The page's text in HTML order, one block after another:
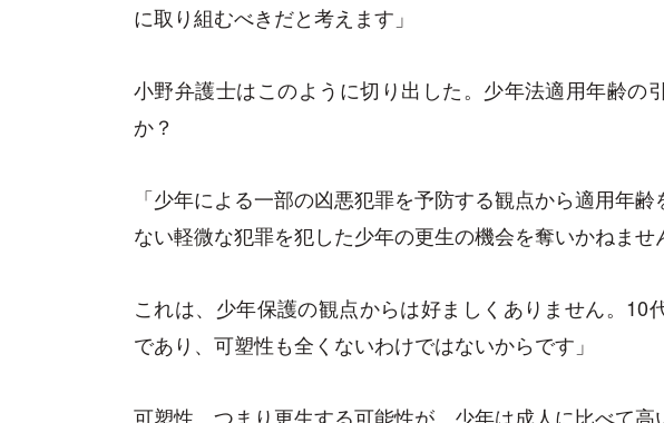
に取り組むべきだと考えます」
小野弁護士はこのように切り出した。少年法適用年齢の
か？
「少年による一部の凶悪犯罪を予防する観点から適用年
ない軽微な犯罪を犯した少年の更生の機会を奪いかねませ
これは、少年保護の観点からは好ましくありません。10
であり、可塑性も全くないわけではないからです」
可塑性、つまり更生する可能性が、少年は成人に比べて高